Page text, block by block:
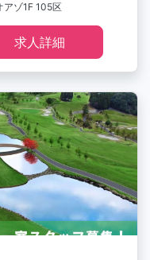
ゾ1F 105区
求人詳細